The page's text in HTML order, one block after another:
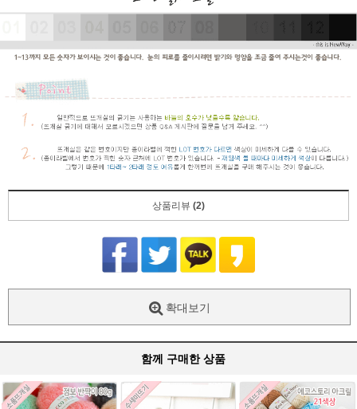
상품리뷰 (2)
확대보기
함께 구매한 상품